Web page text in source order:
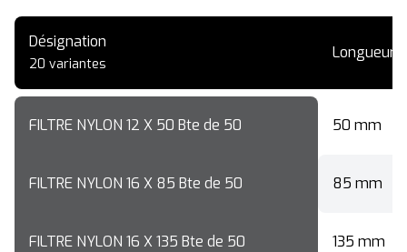
Désignation
20 variantes
Longueur
FILTRE NYLON 12 X 50 Bte de 50 50 mm
FILTRE NYLON 16 X 85 Bte de 50 85 mm
FILTRE NYLON 16 X 135 Bte de 50 135 mm